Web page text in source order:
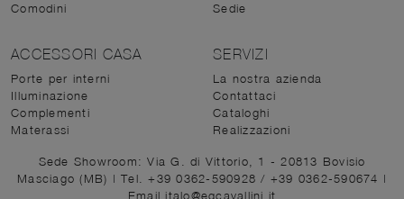
Comodini
Sedie
ACCESSORI CASA
Porte per interni
Illuminazione
Complementi
Materassi
SERVIZI
La nostra azienda
Contattaci
Cataloghi
Realizzazioni
Sede Showroom: Via G. di Vittorio, 1 - 20813 Bovisio
Masciago (MB) | Tel. +39 0362-590928/ +39 0362-590674 |
Email italo@egcavallini.it